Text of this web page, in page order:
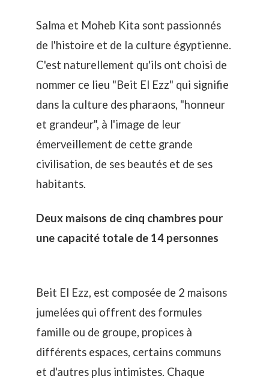
Salma et Moheb Kita sont passionnés
de l'histoire et de la culture égyptienne.
C'est naturellement qu'ils ont choisi de
nommer ce lieu "Beit El Ezz" qui signifie
dans la culture des pharaons, "honneur
et grandeur", à l'image de leur
émerveillement de cette grande
civilisation, de ses beautés et de ses
habitants.
Deux maisons de cinq chambres pour
une capacité totale de 14 personnes
Beit El Ezz, est composée de 2 maisons
jumelées qui offrent des formules
famille ou de groupe, propices à
différents espaces, certains communs
et d'autres plus intimistes. Chaque